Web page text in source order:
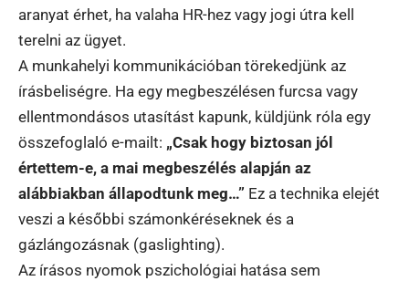
aranyat érhet, ha valaha HR-hez vagy jogi útra kell
terelni az ügyet.
A munkahelyi kommunikációban törekedjünk az
írásbeliségre. Ha egy megbeszélésen furcsa vagy
ellentmondásos utasítást kapunk, küldjünk róla egy
összefoglaló e-mailt: „Csak hogy biztosan jól
értettem-e, a mai megbeszélés alapján az
alábbiakban állapodtunk meg…” Ez a technika elejét
veszi a későbbi számonkéréseknek és a
gázlángozásnak (gaslighting).
Az írásos nyomok pszichológiai hatása sem